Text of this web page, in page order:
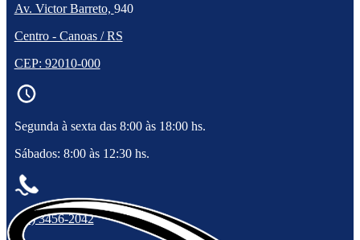
Av. Victor Barreto, 940
Centro - Canoas / RS
CEP: 92010-000
Segunda à sexta das 8:00 às 18:00 hs.
Sábados: 8:00 às 12:30 hs.
(51) 3456-2042